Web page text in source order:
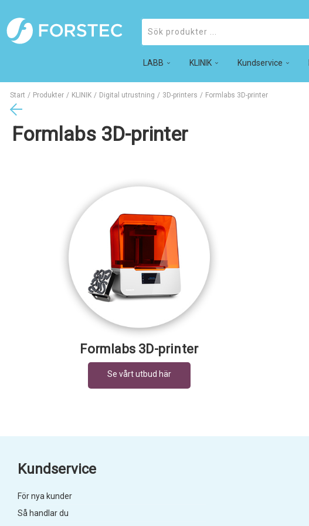
LABB KLINIK
Produkter Kundservice
Start / Produkter / KLINIK / Digital utrustning / 3D-printers / Formlabs 3D-printer
Formlabs 3D-printer
Formlabs 3D-printer
Kundservice
För nya kunder
Så handlar du